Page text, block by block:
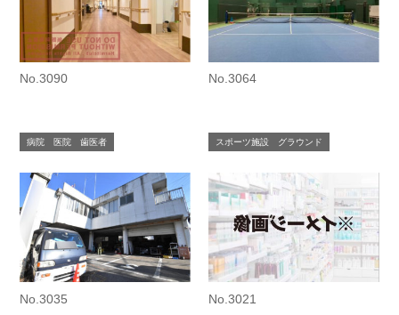
No.3090
病院 医院 歯医者
No.3064
スポーツ施設 グラウンド
No.3035 No.3021